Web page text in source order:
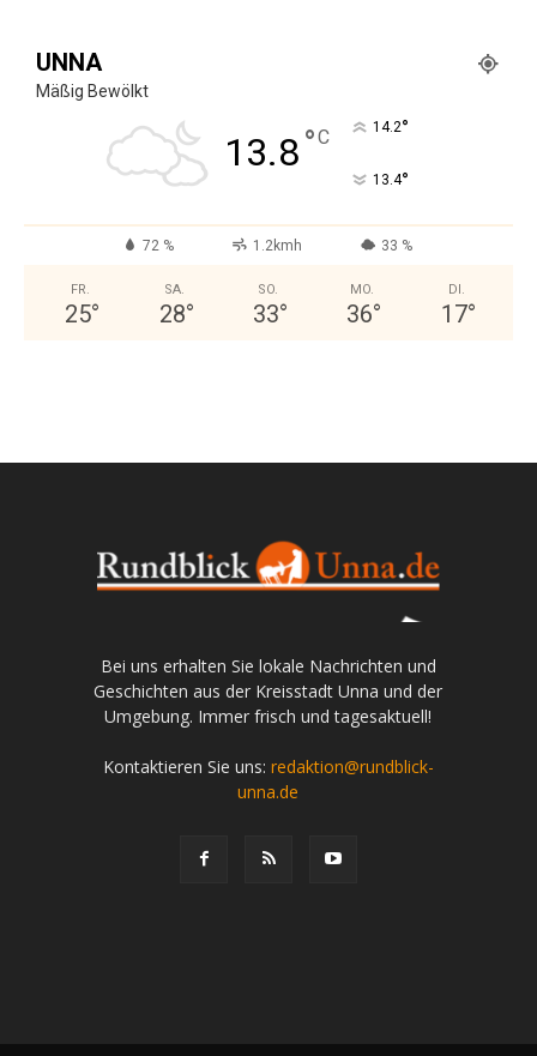
UNNA
Mäßig Bewölkt
13.8°C 14.2°
13.4°
72 % 1.2kmh 33 %
FR.
25°
SA.
28°
SO.
33°
MO.
36°
DI.
17°
Bei uns erhalten Sie lokale Nachrichten und
Geschichten aus der Kreisstadt Unna und der
Umgebung. Immer frisch und tagesaktuell!
Kontaktieren Sie uns: redaktion@rundblick-
unna.de